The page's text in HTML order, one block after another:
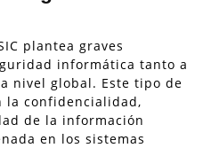
plantea graves
informática tanto a
nivel global. Este tipo de
la confidencialidad,
de la información
en los sistemas